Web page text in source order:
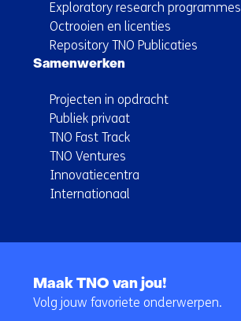
Exploratory research programmes
Octrooien en licenties
Repository TNO Publicaties
Samenwerken
Projecten in opdracht
Publiek privaat
TNO Fast Track
TNO Ventures
Innovatiecentra
Internationaal
navigatie
Maak TNO van jou!
Volg jouw favoriete onderwerpen.